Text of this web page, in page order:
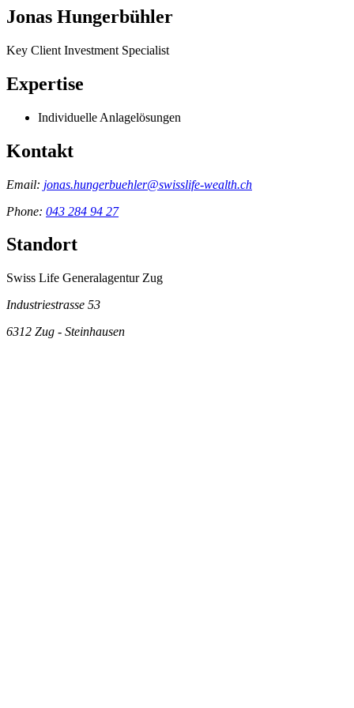
Jonas Hungerbühler
Key Client Investment Specialist
Expertise
Individuelle Anlagelösungen
Kontakt
Email: jonas.hungerbuehler@swisslife-wealth.ch
Phone: 043 284 94 27
Standort
Swiss Life Generalagentur Zug
Industriestrasse 53
6312 Zug - Steinhausen